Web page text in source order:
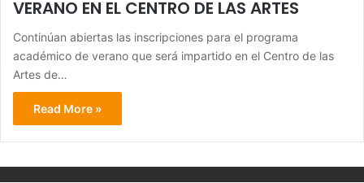
VERANO EN EL CENTRO DE LAS ARTES
Continúan abiertas las inscripciones para el programa
académico de verano que será impartido en el Centro de las
Artes de…
Read More »